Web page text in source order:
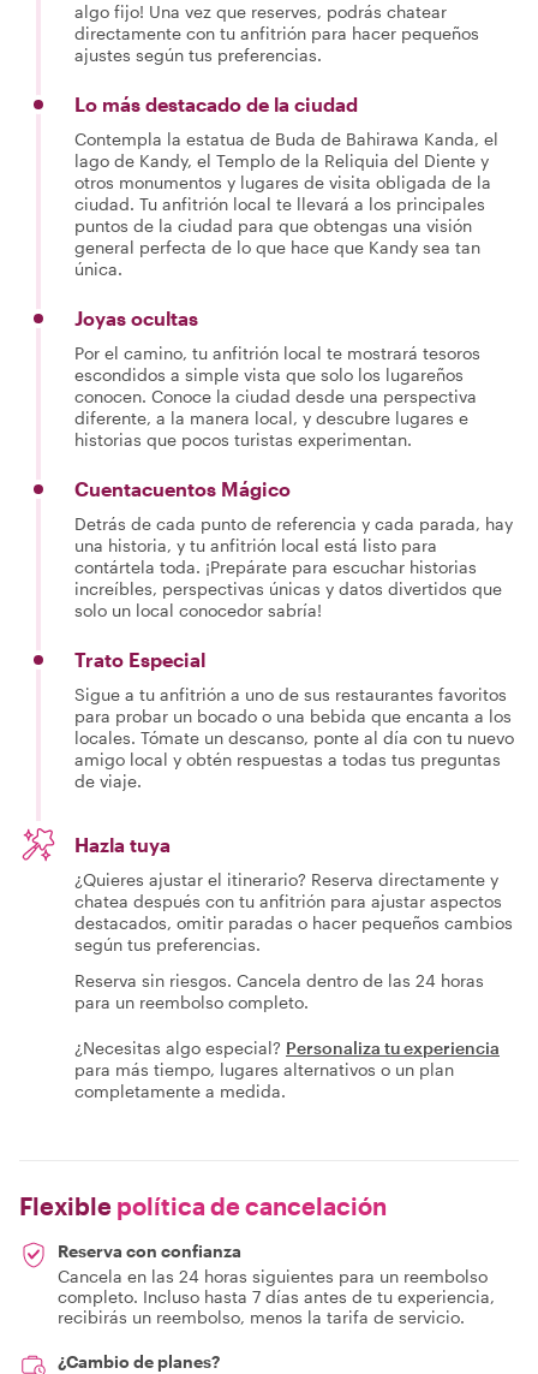
algo fijo! Una vez que reserves, podrás chatear
directamente con tu anfitrión para hacer pequeños
ajustes según tus preferencias.
Lo más destacado de la ciudad
Contempla la estatua de Buda de Bahirawa Kanda, el
lago de Kandy, el Templo de la Reliquia del Diente y
otros monumentos y lugares de visita obligada de la
ciudad. Tu anfitrión local te llevará a los principales
puntos de la ciudad para que obtengas una visión
general perfecta de lo que hace que Kandy sea tan
única.
Joyas ocultas
Por el camino, tu anfitrión local te mostrará tesoros
escondidos a simple vista que solo los lugareños
conocen. Conoce la ciudad desde una perspectiva
diferente, a la manera local, y descubre lugares e
historias que pocos turistas experimentan.
Cuentacuentos Mágico
Detrás de cada punto de referencia y cada parada, hay
una historia, y tu anfitrión local está listo para
contártela toda. ¡Prepárate para escuchar historias
increíbles, perspectivas únicas y datos divertidos que
solo un local conocedor sabría!
Trato Especial
Sigue a tu anfitrión a uno de sus restaurantes favoritos
para probar un bocado o una bebida que encanta a los
locales. Tómate un descanso, ponte al día con tu nuevo
amigo local y obtén respuestas a todas tus preguntas
de viaje.
Hazla tuya
¿Quieres ajustar el itinerario? Reserva directamente y
chatea después con tu anfitrión para ajustar aspectos
destacados, omitir paradas o hacer pequeños cambios
según tus preferencias.
Reserva sin riesgos. Cancela dentro de las 24 horas
para un reembolso completo.
¿Necesitas algo especial? Personaliza tu experiencia
para más tiempo, lugares alternativos o un plan
completamente a medida.
Flexible política de cancelación
Reserva con confianza
Cancela en las 24 horas siguientes para un reembolso
completo. Incluso hasta 7 días antes de tu experiencia,
recibirás un reembolso, menos la tarifa de servicio.
¿Cambio de planes?